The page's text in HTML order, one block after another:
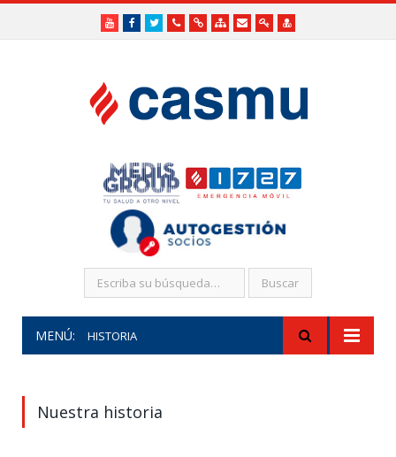
YoutubeFacebook
TwitterTeléfonos
EnlacesMapaFormularios
AccesoAcceso
MENÚ: HISTORIA
Nuestra historia